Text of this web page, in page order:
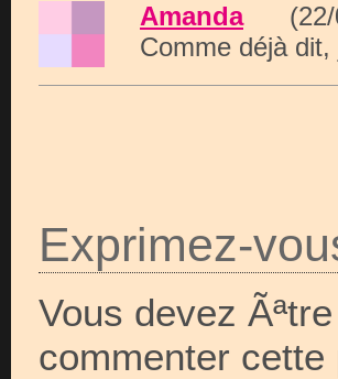
Amanda(22/
Comme déjà
Exprimez-
Vous devez Ãªtre
commenter cette